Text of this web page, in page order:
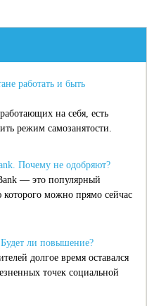
работать и быть
на себя, есть
режим самозанятости.
Почему не одобряют?
— это популярный
можно прямо сейчас
ли повышение?
долгое время оставался
точек социальной